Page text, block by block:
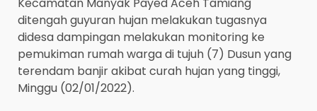
Kecamatan Manyak Payed Aceh Tamiang
ditengah guyuran hujan melakukan tugasnya
didesa dampingan melakukan monitoring ke
pemukiman rumah warga di tujuh (7) Dusun yang
terendam banjir akibat curah hujan yang tinggi,
Minggu (02/01/2022).